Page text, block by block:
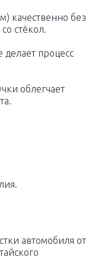
качественно без
стёкол.
делает процесс
облегчает
автомобиля от